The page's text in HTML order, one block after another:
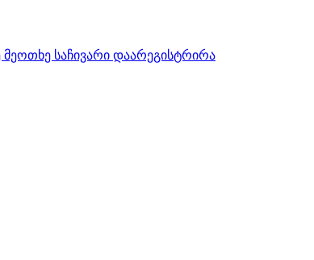
საჩივარი დაარეგისტრირა